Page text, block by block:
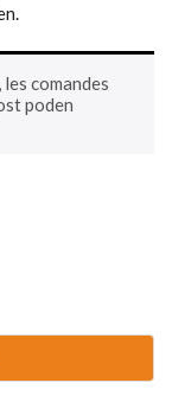
comandes
poden